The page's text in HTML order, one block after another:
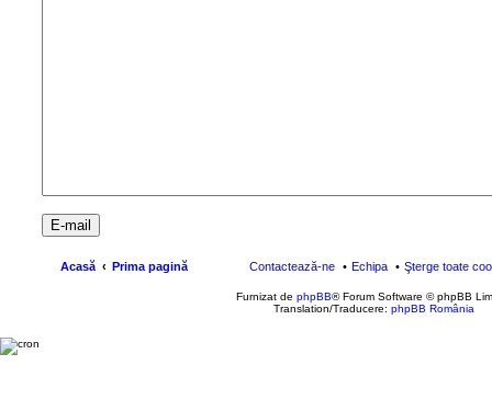
Acasă Prima pagină Şterge toate
Echipa
Contactează-ne
Furnizat de phpBB® Forum Software © phpBB
Translation/Traducere: phpBB România